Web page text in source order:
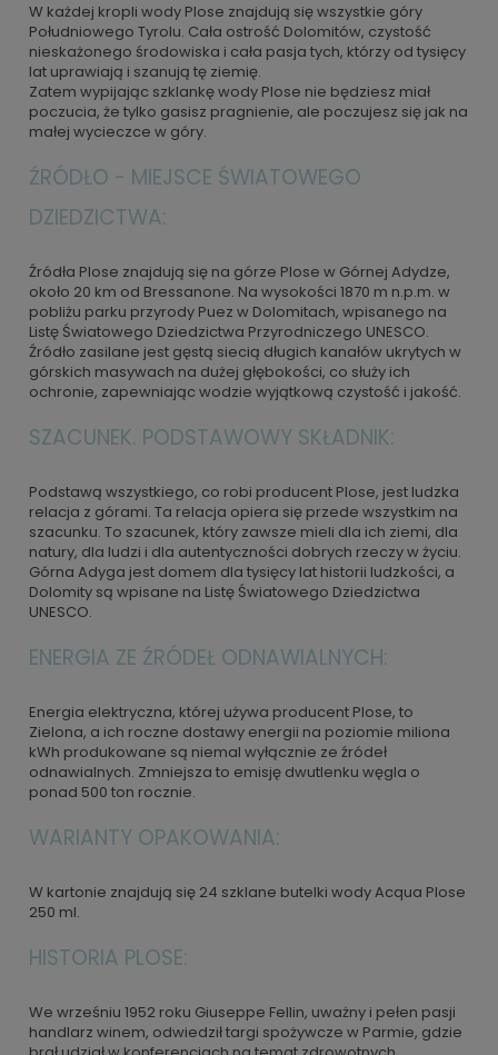
W każdej kropli wody Plose znajdują się wszystkie góry
Południowego Tyrolu. Cała ostrość Dolomitów, czystość
nieskażonego środowiska i cała pasja tych, którzy od tysięcy
lat uprawiają i szanują tę ziemię.
Zatem wypijając szklankę wody Plose nie będziesz miał
poczucia, że tylko gasisz pragnienie, ale poczujesz się jak na
małej wycieczce w góry.
ŹRÓDŁO - MIEJSCE ŚWIATOWEGO
DZIEDZICTWA:
Źródła Plose znajdują się na górze Plose w Górnej Adydze,
około 20 km od Bressanone. Na wysokości 1870 m n.p.m. w
pobliżu parku przyrody Puez w Dolomitach, wpisanego na
Listę Światowego Dziedzictwa Przyrodniczego UNESCO.
Źródło zasilane jest gęstą siecią długich kanałów ukrytych w
górskich masywach na dużej głębokości, co służy ich
ochronie, zapewniając wodzie wyjątkową czystość i jakość.
SZACUNEK. PODSTAWOWY SKŁADNIK:
Podstawą wszystkiego, co robi producent Plose, jest ludzka
relacja z górami. Ta relacja opiera się przede wszystkim na
szacunku. To szacunek, który zawsze mieli dla ich ziemi, dla
natury, dla ludzi i dla autentyczności dobrych rzeczy w życiu.
Górna Adyga jest domem dla tysięcy lat historii ludzkości, a
Dolomity są wpisane na Listę Światowego Dziedzictwa
UNESCO.
ENERGIA ZE ŹRÓDEŁ ODNAWIALNYCH:
Energia elektryczna, której używa producent Plose, to
Zielona, a ich roczne dostawy energii na poziomie miliona
kWh produkowane są niemal wyłącznie ze źródeł
odnawialnych. Zmniejsza to emisję dwutlenku węgla o
ponad 500 ton rocznie.
WARIANTY OPAKOWANIA:
W kartonie znajdują się 24 szklane butelki wody Acqua Plose
250 ml.
HISTORIA PLOSE:
We wrześniu 1952 roku Giuseppe Fellin, uważny i pełen pasji
handlarz winem, odwiedził targi spożywcze w Parmie, gdzie